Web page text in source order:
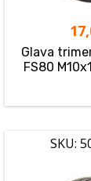
Glava
FS80
SKU: